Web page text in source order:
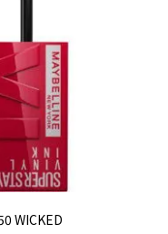
WICKED